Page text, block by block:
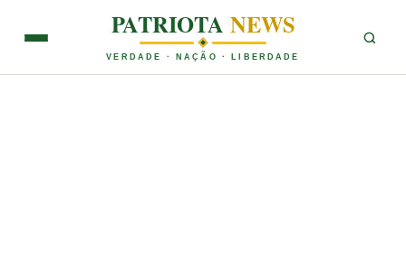
PATRIOTANEWS
VERDADE · NAÇÃO · LIBERDADE